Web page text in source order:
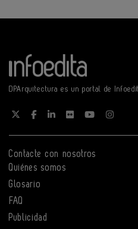
DPArquitectura es un portal de
Contacte con nosotros
Quiénes somos
Glosario
FAQ
Publicidad